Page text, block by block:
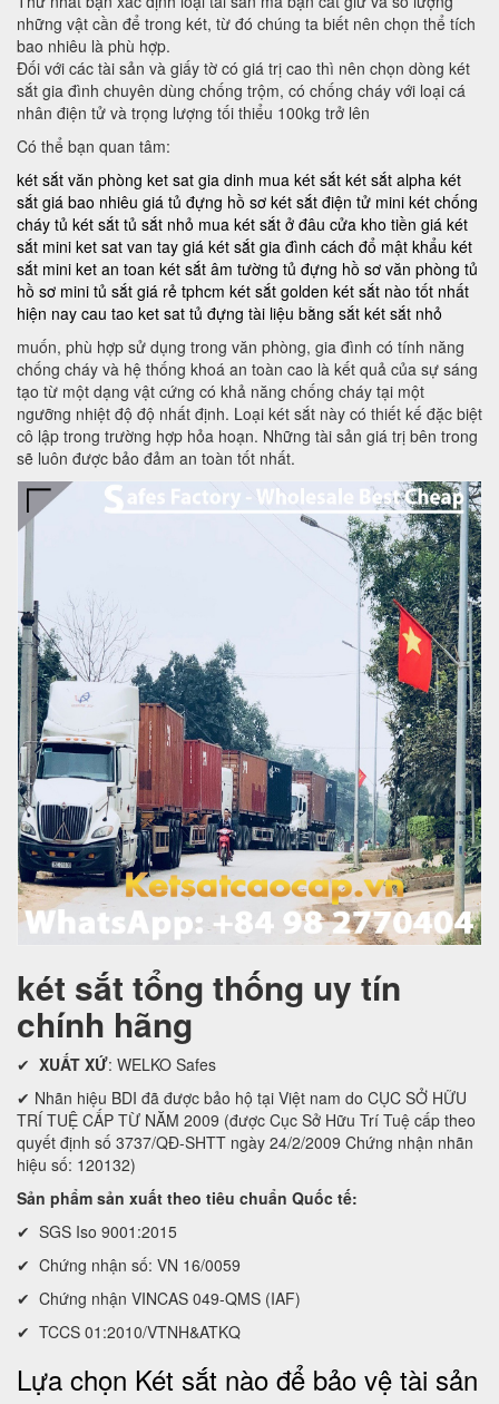
những vật cần để trong két, từ đó chúng ta biết nên chọn thể tích
bao nhiêu là phù hợp.
Đối với các tài sản và giấy tờ có giá trị cao thì nên chọn dòng két
sắt gia đình chuyên dùng chống trộm, có chống cháy với loại cá
nhân điện tử và trọng lượng tối thiểu 100kg trở lên
Có thể bạn quan tâm:
két sắt văn phòng ket sat gia dinh mua két sắt két sắt alpha két
sắt giá bao nhiêu giá tủ đựng hồ sơ két sắt điện tử mini két chống
cháy tủ két sắt tủ sắt nhỏ mua két sắt ở đâu cửa kho tiền giá két
sắt mini ket sat van tay giá két sắt gia đình cách đổ mật khẩu két
sắt mini ket an toan két sắt âm tường tủ đựng hồ sơ văn phòng tủ
hồ sơ mini tủ sắt giá rẻ tphcm két sắt golden két sắt nào tốt nhất
hiện nay cau tao ket sat tủ đựng tài liệu bằng sắt két sắt nhỏ
muốn, phù hợp sử dụng trong văn phòng, gia đình có tính năng
chống cháy và hệ thống khoá an toàn cao là kết quả của sự sáng
tạo từ một dạng vật cứng có khả năng chống cháy tại một
ngưỡng nhiệt độ độ nhất định. Loại két sắt này có thiết kế đặc biệt
cô lập trong trường hợp hỏa hoạn. Những tài sản giá trị bên trong
sẽ luôn được bảo đảm an toàn tốt nhất.
két sắt tổng thống uy tín
chính hãng
✔ XUẤT XỨ: WELKO Safes
✔ Nhãn hiệu BDI đã được bảo hộ tại Việt nam do CỤC SỞ HỮU
TRÍ TUỆ CẤP TỪ NĂM 2009 (được Cục Sở Hữu Trí Tuệ cấp theo
quyết định số 3737/QĐ-SHTT ngày 24/2/2009 Chứng nhận nhãn
hiệu số: 120132)
Sản phẩm sản xuất theo tiêu chuẩn Quốc tế:
✔ SGS Iso 9001:2015
✔ Chứng nhận số: VN 16/0059
✔ Chứng nhận VINCAS 049-QMS (IAF)
✔ TCCS 01:2010/VTNH&ATKQ
Lựa chọn Két sắt nào để bảo vệ tài sản